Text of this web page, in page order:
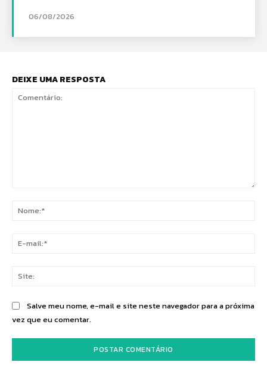
06/08/2026
DEIXE UMA RESPOSTA
Salve meu nome, e-mail e site neste navegador para a próxima
vez que eu comentar.